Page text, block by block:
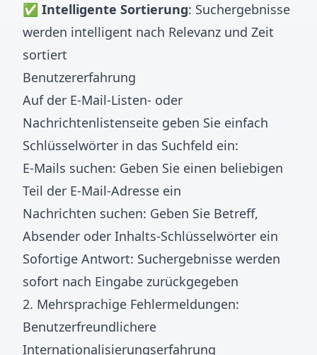
✅ Intelligente Sortierung: Suchergebnisse
werden intelligent nach Relevanz und Zeit
sortiert
Benutzererfahrung
Auf der E-Mail-Listen- oder
Nachrichtenlistenseite geben Sie einfach
Schlüsselwörter in das Suchfeld ein:
E-Mails suchen: Geben Sie einen beliebigen
Teil der E-Mail-Adresse ein
Nachrichten suchen: Geben Sie Betreff,
Absender oder Inhalts-Schlüsselwörter ein
Sofortige Antwort: Suchergebnisse werden
sofort nach Eingabe zurückgegeben
2. Mehrsprachige Fehlermeldungen:
Benutzerfreundlichere
Internationalisierungserfahrung